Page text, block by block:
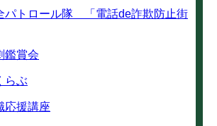
パトロール隊 「電話de詐欺防止街
鑑賞会
らぶ
応援講座